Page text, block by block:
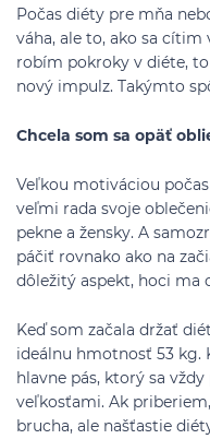
Počas diéty pre mňa
váha, ale to, ako sa
robím pokroky v diéte,
nový impulz. Takýmto
Chcela som sa opäť
Veľkou motiváciou
veľmi rada svoje
pekne a žensky. A
páčiť rovnako ako na
dôležitý aspekt, hoci ma
Keď som začala držať
ideálnu hmotnosť 53
hlavne pás, ktorý sa
veľkosťami. Ak
brucha, ale našťastie